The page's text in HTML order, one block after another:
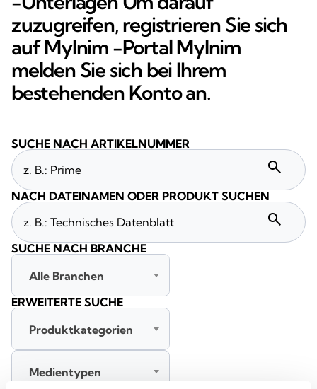
zuzugreifen, registrieren Sie sich
auf MyInim -Portal MyInim
melden Sie sich bei Ihrem
bestehenden Konto an.
SUCHE NACH ARTIKELNUMMER
search
NACH DATEINAMEN ODER PRODUKT SUCHEN
search
SUCHE NACH BRANCHE
Alle Branchen
ERWEITERTE SUCHE
Produktkategorien
Medientypen